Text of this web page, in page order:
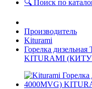
🔍 Поиск по
Производитель
Kiturami
Горелка
KITURAMI